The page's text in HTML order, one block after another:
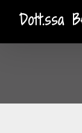
contenuto